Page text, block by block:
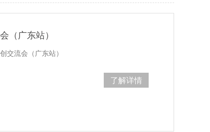
（广东站）
交流会（广东站）
了解详情